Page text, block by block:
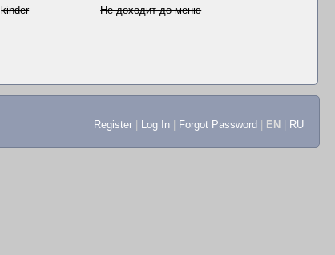
kinder Не доходит до меню
Register Log In Forgot Password EN RU